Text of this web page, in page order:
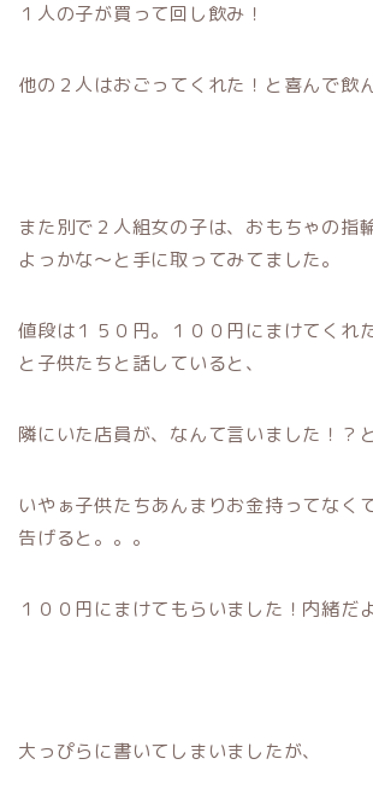
１人の子が買って回し飲み！
他の２人はおごってくれた！と喜んで飲
また別で２人組女の子は、おもちゃの指
よっかな～と手に取ってみてました。
値段は１５０円。１００円にまけてくれ
と子供たちと話していると、
隣にいた店員が、なんて言いました！？と
いやぁ子供たちあんまりお金持ってなく
告げると。。。
１００円にまけてもらいました！内緒だ
大っぴらに書いてしまいましたが、